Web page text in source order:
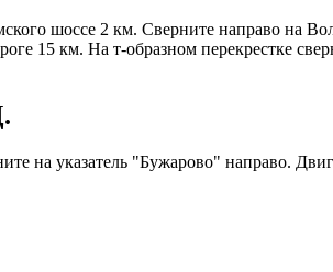
шоссе 2 км. Сверните направо на
15 км. На т-образном перекрестке
на указатель "Бужарово" направо.